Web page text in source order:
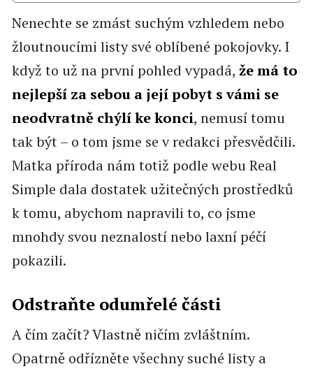
Nenechte se zmást suchým vzhledem nebo
žloutnoucími listy své oblíbené pokojovky. I
když to už na první pohled vypadá, že má to
nejlepší za sebou a její pobyt s vámi se
neodvratně chýlí ke konci, nemusí tomu
tak být – o tom jsme se v redakci přesvědčili.
Matka příroda nám totiž podle webu Real
Simple dala dostatek užitečných prostředků
k tomu, abychom napravili to, co jsme
mnohdy svou neznalostí nebo laxní péčí
pokazili.
Odstraňte odumřelé části
A čím začít? Vlastně ničím zvláštním.
Opatrně odřízněte všechny suché listy a